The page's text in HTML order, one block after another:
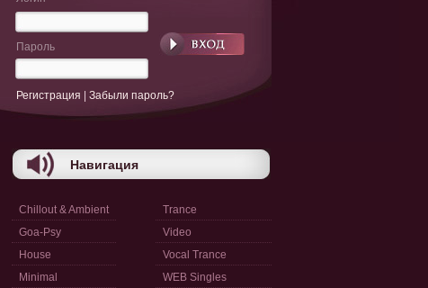
Пароль
Регистрация Забыли пароль?
Навигация
Chillout & Ambient
Goa-Psy
House
Minimal
Trance
Video
Vocal Trance
WEB Singles